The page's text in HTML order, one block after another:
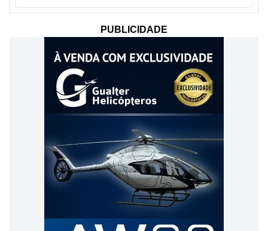
PUBLICIDADE